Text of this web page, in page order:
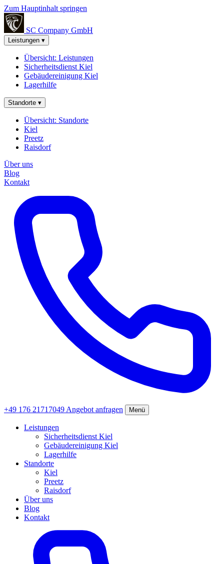
Zum Hauptinhalt springen
SC Company GmbH
Leistungen ▾
Übersicht: Leistungen
Sicherheitsdienst Kiel
Gebäudereinigung Kiel
Lagerhilfe
Standorte ▾
Übersicht: Standorte
Kiel
Preetz
Raisdorf
Über uns
Blog
Kontakt
+49 176 21717049 Angebot anfragen Menü
Leistungen
Sicherheitsdienst Kiel
Gebäudereinigung Kiel
Lagerhilfe
Standorte
Kiel
Preetz
Raisdorf
Über uns
Blog
Kontakt